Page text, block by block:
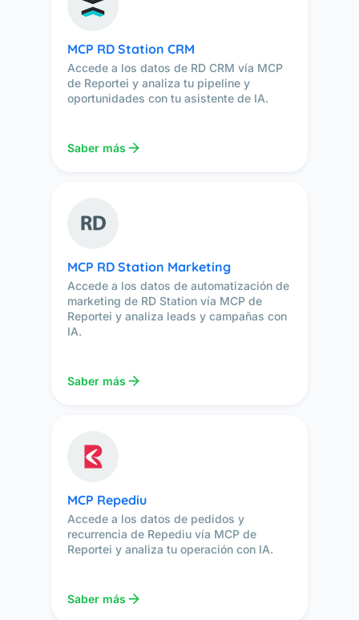
MCP RD Station CRM
Accede a los datos de RD CRM vía MCP
de Reportei y analiza tu pipeline y
oportunidades con tu asistente de IA.
Saber más
MCP RD Station Marketing
Accede a los datos de automatización de
marketing de RD Station vía MCP de
Reportei y analiza leads y campañas con
IA.
Saber más
MCP Repediu
Accede a los datos de pedidos y
recurrencia de Repediu vía MCP de
Reportei y analiza tu operación con IA.
Saber más